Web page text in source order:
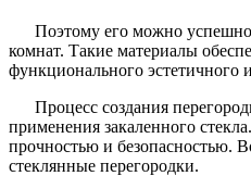
Поэтому его можно
комнат. Такие материалы
функционального эстетичного
Процесс создания
применения закаленного
прочностью и безопасностью.
стеклянные перегородки.